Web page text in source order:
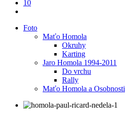
10
Foto
Maťo Homola
Okruhy
Karting
Jaro Homola 1994-2011
Do vrchu
Rally
Maťo Homola a Osobnosti